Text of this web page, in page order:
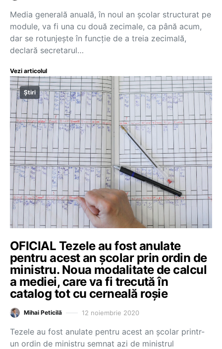
Media generală anuală, în noul an școlar structurat pe
module, va fi una cu două zecimale, ca până acum,
dar se rotunjește în funcție de a treia zecimală,
declară secretarul…
Vezi articolul
Știri
OFICIAL Tezele au fost anulate
pentru acest an școlar prin ordin de
ministru. Noua modalitate de calcul
a mediei, care va fi trecută în
catalog tot cu cerneală roșie
Mihai Peticilă 12 noiembrie 2020
Tezele au fost anulate pentru acest an școlar printr-
un ordin de ministru semnat azi de ministrul